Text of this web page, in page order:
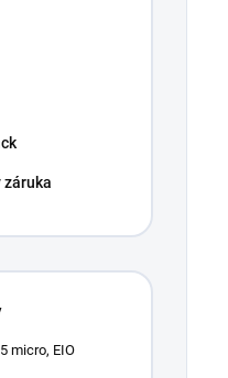
záruka
micro, EIO